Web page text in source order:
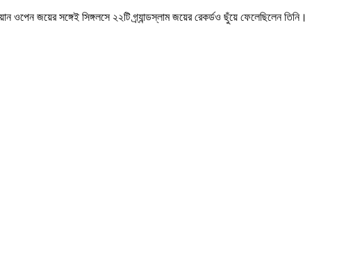
জয়ের সঙ্গেই সিঙ্গলসে ২২টি গ্র্যান্ডস্লাম জয়ের রেকর্ডও ছুঁয়ে ফেলেছিলেন তিনি।